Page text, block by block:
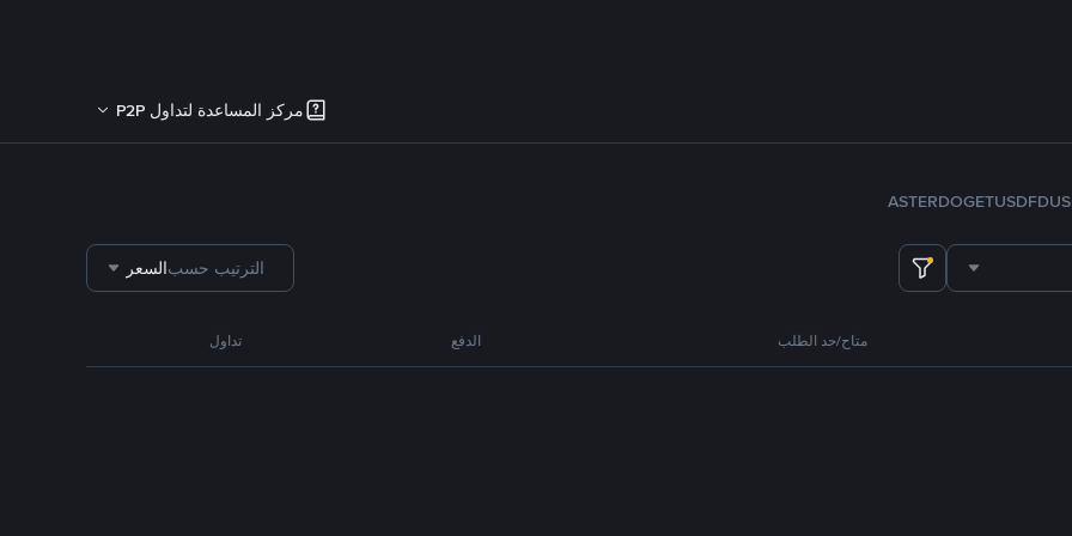
مركز المساعدة لتداول P2P
TUSD
DOGE
ASTER
الترتيب حسبالسعر
متاح/حد الطلب الدفع تداول